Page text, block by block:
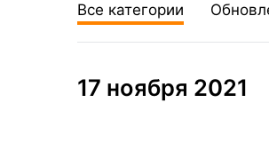
Все категории
17 ноября 2021